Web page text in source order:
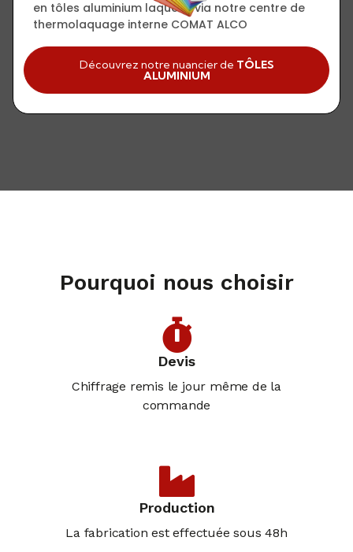
en tôles aluminium laquées via notre centre de
thermolaquage interne COMAT ALCO
Découvrez notre nuancier de TÔLES
ALUMINIUM
Pourquoi nous choisir
Devis
Chiffrage remis le jour même de la
commande
Production
La fabrication est effectuée sous 48h